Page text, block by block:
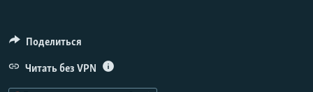
ПОДПИШИТЕСЬ НА РАССЫЛКУ
СОЦИАЛЬНЫЕ СЕТИ
Поделиться
Читать без VPN